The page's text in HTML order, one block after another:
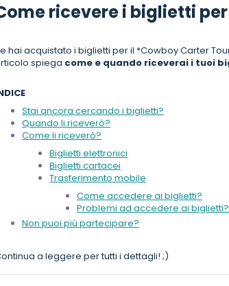
ricevere i biglietti
hai acquistato i biglietti per il *Cowboy Carter
spiega come e quando riceverai i tuoi
Stai ancora cercando i biglietti?
Quando li riceverò?
Come li riceverò?
Biglietti elettronici
Biglietti cartacei
Trasferimento mobile
Come accedere ai biglietti?
Problemi ad accedere ai biglietti?
Non puoi più partecipare?
a leggere per tutti i dettagli! ;)